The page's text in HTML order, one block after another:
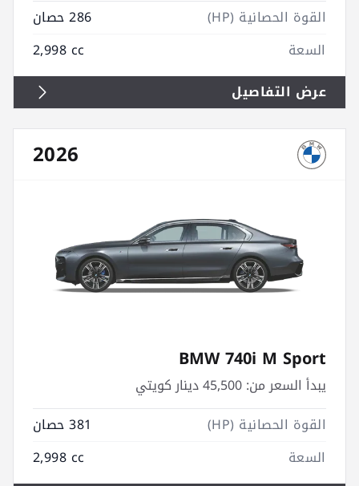
القوة الحصانية (HP)
286 حصان
السعة
2,998 cc
عرض التفاصيل
2026
BMW 740i M Sport
يبدأ السعر من:
القوة الحصانية (HP)
381 حصان
السعة
2,998 cc